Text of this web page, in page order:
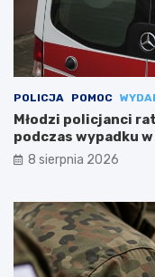
POLICJA POMOC
Młodzi policjanci
podczas wypadku
8 sierpnia 2026